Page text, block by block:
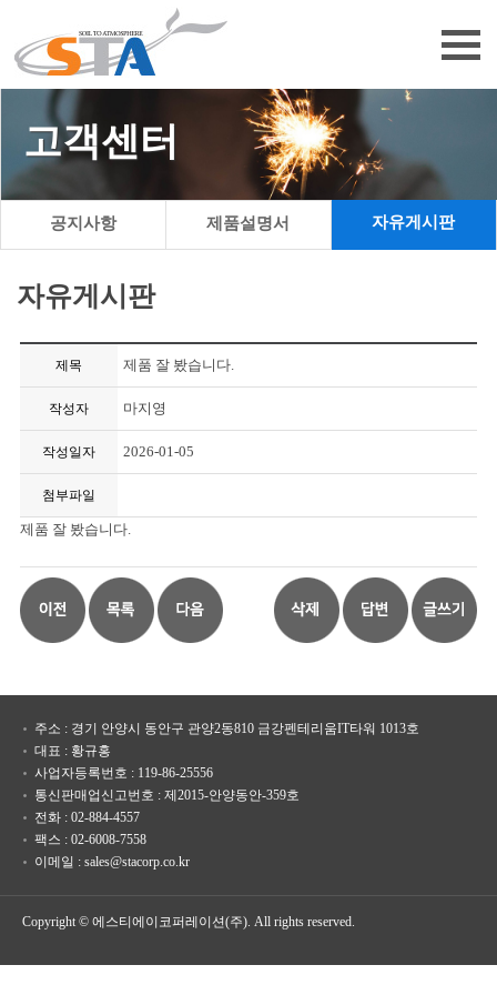
고객센터
공지사항 제품설명서 자유게시판
자유게시판
제목 제품 잘 봤습니다.
작성자 마지영
작성일자 2026-01-05
첨부파일
제품 잘 봤습니다.
주소 : 경기 안양시 동안구 관양2동810 금강펜테리움IT타워 1013호
대표 : 황규홍
사업자등록번호 : 119-86-25556
통신판매업신고번호 : 제2015-안양동안-359호
전화 : 02-884-4557
팩스 : 02-6008-7558
이메일 : sales@stacorp.co.kr
Copyright © 에스티에이코퍼레이션(주). All rights reserved.